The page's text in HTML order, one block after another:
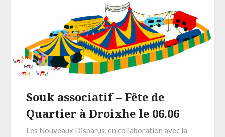
Souk associatif – Fête de
Quartier à Droixhe le 06.06
Les Nouveaux Disparus, en collaboration avec la